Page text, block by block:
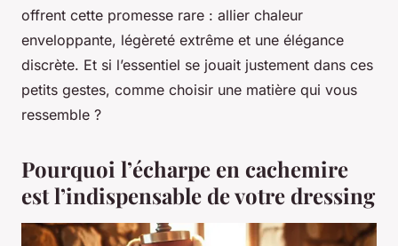
offrent cette promesse rare : allier chaleur
enveloppante, légèreté extrême et une élégance
discrète. Et si l’essentiel se jouait justement dans ces
petits gestes, comme choisir une matière qui vous
ressemble ?
Pourquoi l’écharpe en cachemire
est l’indispensable de votre dressing